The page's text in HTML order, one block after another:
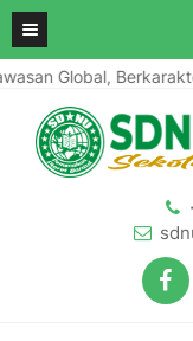
Global, Berkarakter